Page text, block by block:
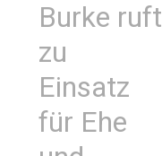
Burke ruft
zu
Einsatz
für Ehe